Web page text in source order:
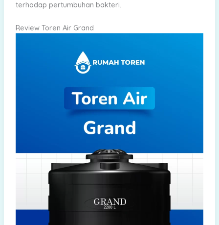
terhadap pertumbuhan bakteri.
Review Toren Air Grand